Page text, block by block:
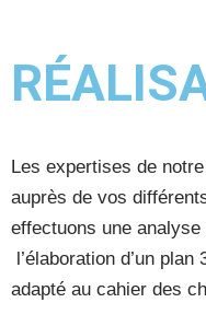
Les expertises de
auprès de vos
effectuons une
l’élaboration d’un
adapté au cahier des